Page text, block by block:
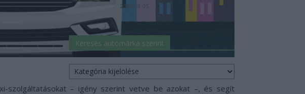
szolgáltatásokat – igény szerint vetve be azokat –, és segít
2026-08-05
Keresés autómárka szerint
Keresés
autómárka
szerint